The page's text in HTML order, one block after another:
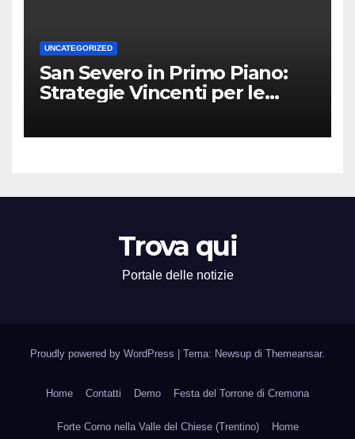
UNCATEGORIZED
San Severo in Primo Piano:
Strategie Vincenti per le
Territorio
Trova qui
Portale delle notizie
Proudly powered by WordPress Tema: Newsup di Themeansar.
Home Contatti Demo Festa del Torrone di Cremona
Forte Corno nella Valle del Chiese (Trentino) Home